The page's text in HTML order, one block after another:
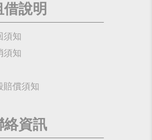
借說明
須知
須知
賠償須知
絡資訊